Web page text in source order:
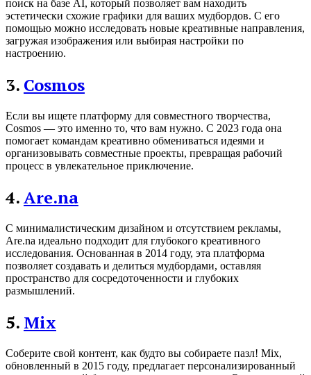
поиск на базе AI, который позволяет вам находить
эстетически схожие графики для ваших мудбордов. С его
помощью можно исследовать новые креативные направления,
загружая изображения или выбирая настройки по
настроению.
3. Cosmos
Если вы ищете платформу для совместного творчества,
Cosmos — это именно то, что вам нужно. С 2023 года она
помогает командам креативно обмениваться идеями и
организовывать совместные проекты, превращая рабочий
процесс в увлекательное приключение.
4.Are.na
С минималистическим дизайном и отсутствием рекламы,
Are.na идеально подходит для глубокого креативного
исследования. Основанная в 2014 году, эта платформа
позволяет создавать и делиться мудбордами, оставляя
пространство для сосредоточенности и глубоких
размышлений.
5. Mix
Соберите свой контент, как будто вы собираете пазл! Mix,
обновленный в 2015 году, предлагает персонализированный